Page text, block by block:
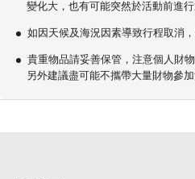
變化大，也有可能突然於活動前進行
如因天候及海況因素導致行程取消
貴重物品請妥善保管，注意個人財
另外建議盡可能不攜帶大量財物參加